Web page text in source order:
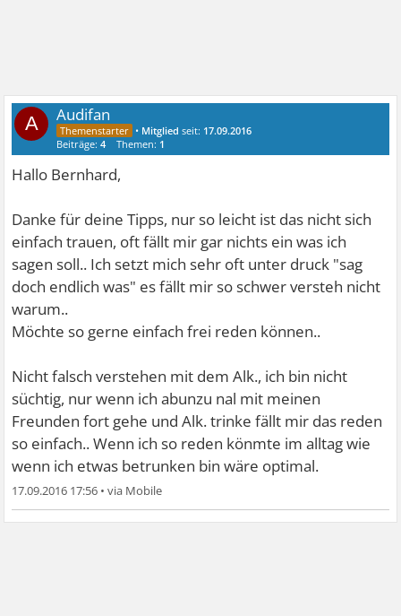
A Audifan
• Mitglied seit: 17.09.2016
Beiträge:4 Themen: 1
Hallo Bernhard,
Danke für deine Tipps, nur so leicht ist das nicht sich
einfach trauen, oft fällt mir gar nichts ein was ich
sagen soll.. Ich setzt mich sehr oft unter druck "sag
doch endlich was" es fällt mir so schwer versteh nicht
warum..
Möchte so gerne einfach frei reden können..
Nicht falsch verstehen mit dem Alk., ich bin nicht
süchtig, nur wenn ich abunzu nal mit meinen
Freunden fort gehe und Alk. trinke fällt mir das reden
so einfach.. Wenn ich so reden könmte im alltag wie
wenn ich etwas betrunken bin wäre optimal.
17.09.2016 17:56 •